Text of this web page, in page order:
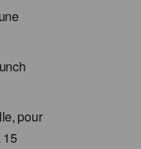
pour
15